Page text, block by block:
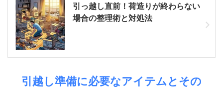
引っ越し直前！荷造りが終わらない
場合の整理術と対処法
引越し準備に必要なアイテムとその